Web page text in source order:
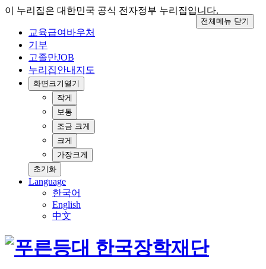
이 누리집은 대한민국 공식 전자정부 누리집입니다.
교육급여바우처
기부
고졸만JOB
누리집안내지도
화면크기 열기
작게
보통
조금 크게
크게
가장크게
초기화
Language
한국어
English
中文
전체메뉴 닫기